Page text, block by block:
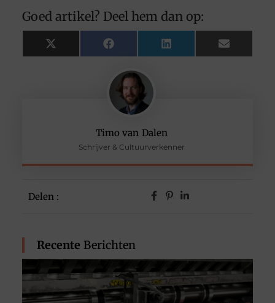
Timo van Dalen
Schrijver & Cultuurverkenner
Delen :
Recente Berichten
Goed artikel? Deel hem dan op:
X
(Twitter)
Facebook LinkedIn Email